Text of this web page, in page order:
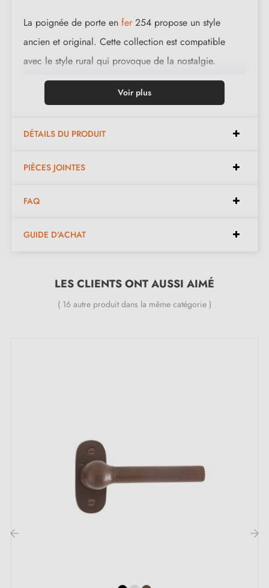
La poignée de porte en fer 254 propose un style
ancien et original. Cette collection est compatible
avec le style rural qui provoque de la nostalgie.
Cette magnifique poignée est coulée en 3 finitions : le
noir, le fer poli et la rouille ciré. les finitions et la
matière proposées conserve l'aspect authentique et
Complétez la parure de votre poignée avec les
rosaces de fermeture
qui lui sont associées. Celles
Spécialiste de la vente de poignées de porte
à prix compétitif, Milla Poignées propose des
livraison à votre domicile.
Nous enrichissons régulièrement notre gamme, de
nouveaux produits pour vous offrir un large choix de
poignées design
Echantillon sur demande
Voir plus
DÉTAILS DU PRODUIT
PIÈCES JOINTES
FAQ
GUIDE D'ACHAT
LES CLIENTS ONT AUSSI AIMÉ
( 16 autre produit dans la même catégorie )